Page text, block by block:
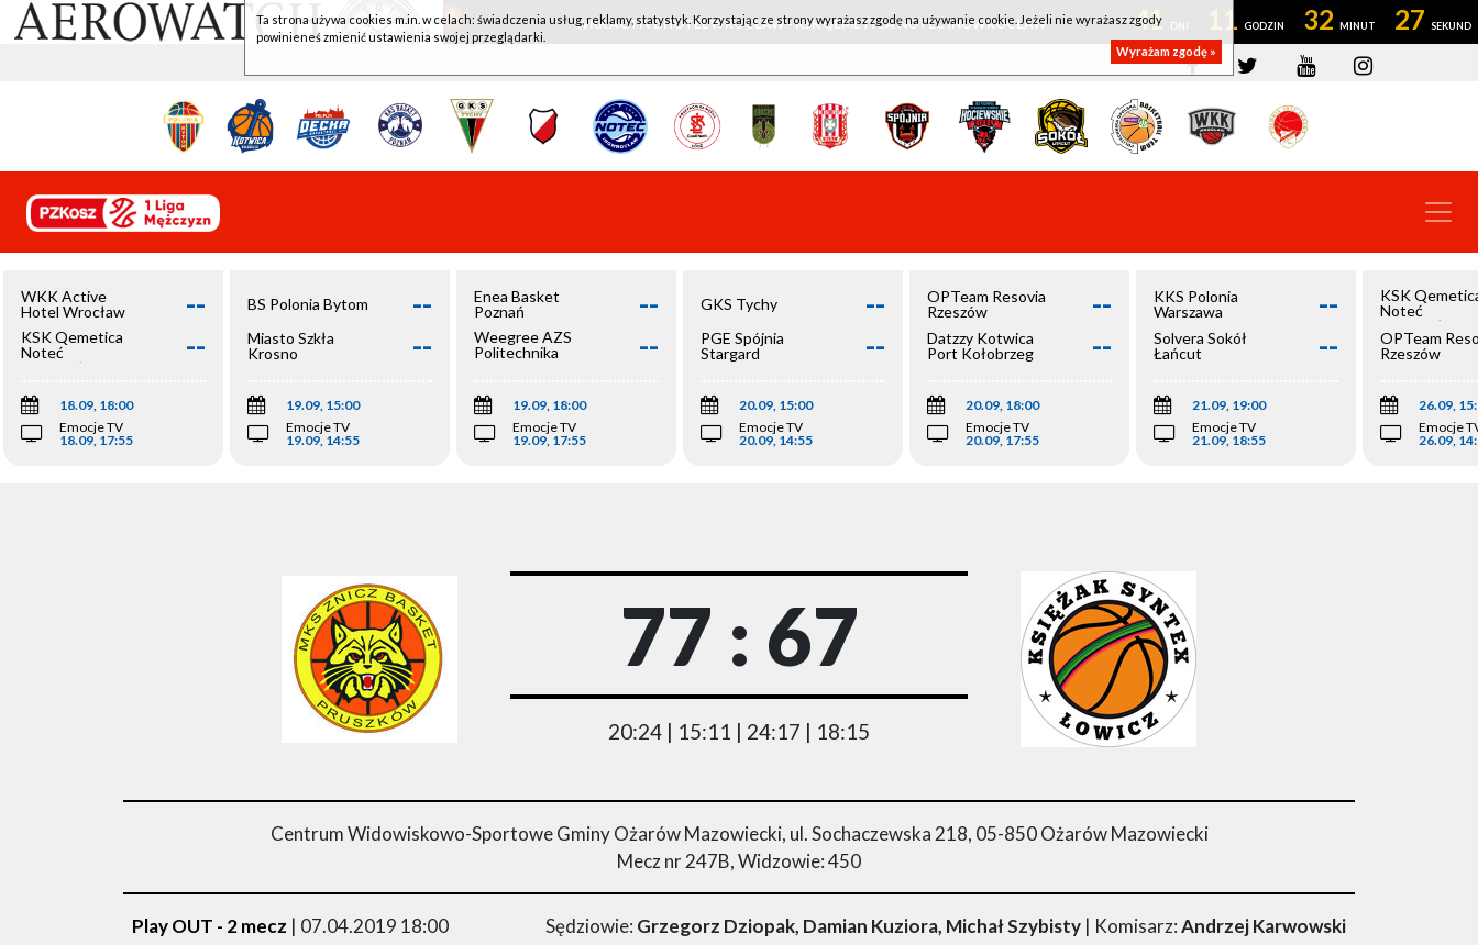
WKK ACTIVE HOTEL WROCŁAW - KSK QEMETICA NOTEĆ INOWROCŁAW 41 11 32 26
WKK Active
Hotel Wrocław
--
KSK Qemetica
Noteć
Inowrocław
--
18.09, 18:00
Emocje TV
18.09, 17:55
BS Polonia Bytom --
Miasto Szkła
Krosno
--
19.09, 15:00
Emocje TV
19.09, 14:55
Enea Basket
Poznań
--
Weegree AZS
Politechnika
--
19.09, 18:00
Emocje TV
19.09, 17:55
GKS Tychy --
PGE Spójnia
Stargard
--
20.09, 15:00
Emocje TV
20.09, 14:55
OPTeam Resovia
Rzeszów
--
Datzzy Kotwica
Port Kołobrzeg
--
20.09, 18:00
Emocje TV
20.09, 17:55
KKS Polonia
Warszawa
--
Solvera Sokół
Łańcut
--
21.09, 19:00
Emocje TV
21.09, 18:55
KSK
Noteć
Inowrocław
OPTeam
Rzeszów
26.09,
Emocje
26.09,
77 : 67
20:24 | 15:11 | 24:17 | 18:15
Centrum Widowiskowo-Sportowe Gminy Ożarów Mazowiecki, ul. Sochaczewska 218, 05-850 Ożarów Mazowiecki
Mecz nr 247B, Widzowie: 450
Play OUT - 2 mecz | 07.04.2019 18:00 Sędziowie: Grzegorz Dziopak, Damian Kuziora, Michał Szybisty| Komisarz:Andrzej Karwowski
Ta strona używa cookies m.in. w celach: świadczenia usług, reklamy, statystyk. Korzystając ze strony wyrażasz zgodę na używanie cookie. Jeżeli nie wyrażasz zgody
powinieneś zmienić ustawienia swojej przeglądarki.
Wyrażam zgodę »